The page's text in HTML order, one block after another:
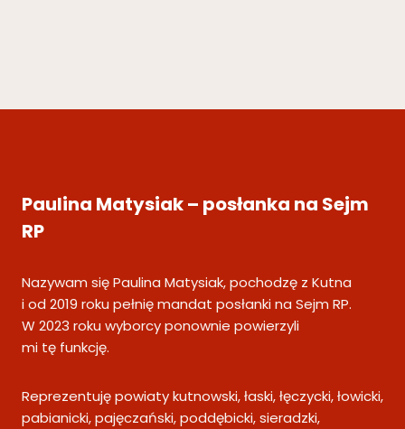
Paulina Matysiak – posłanka na Sejm
RP
Nazywam się Paulina Matysiak, pochodzę z Kutna
i od 2019 roku pełnię mandat posłanki na Sejm RP.
W 2023 roku wyborcy ponownie powierzyli
mi tę funkcję.
Reprezentuję powiaty kutnowski, łaski, łęczycki, łowicki,
pabianicki, pajęczański, poddębicki, sieradzki,